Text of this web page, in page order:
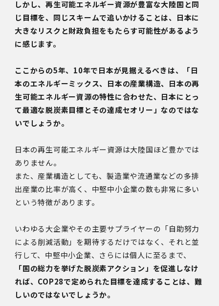
しかし、再生可能エネルギー資源が豊富な大陸国と同
じ目標を、同じスキームで追いかけることは、日本に
大きなリスクと財政負担をもたらす可能性があるよう
に感じます。
ここからの5年、10年で日本が見据えるべきは、「日
本のエネルギーミックス、日本の産業構造、日本の再
生可能エネルギー資源の特性に合わせた、日本にとっ
て最適な脱炭素目標とその達成セオリー」なのではな
いでしょうか。
日本の再生可能エネルギー資源は大陸国ほど豊かでは
ありません。
また、産業構造としても、製造業や流通業などの多排
出産業の比率が高く、中堅中小企業の数も非常に多い
という特徴があります。
いわゆる大企業やその主要サプライヤーの「自助努力
による削減活動」を期待するだけではなく、それと並
行して、中堅中小企業、さらには個人に至るまで、
「国の総力を挙げた脱炭素アクション」を促進しなけ
れば、COP28で定められた目標を達成することは、難
しいのではないでしょうか。